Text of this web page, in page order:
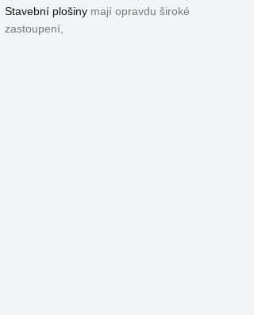
Stavební plošinymají opravdu široké
zastoupení,